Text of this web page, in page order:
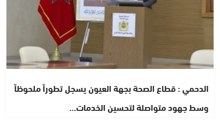
الدحمي : قطاع الصحة بجهة العيون يسجل تطوراً ملحوظاً
وسط جهود متواصلة لتحسين الخدمات…